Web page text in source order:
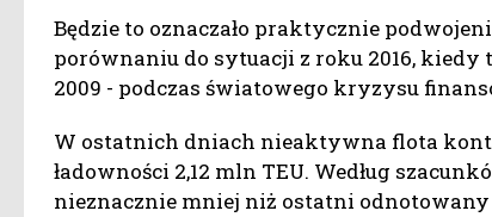
Będzie to oznaczało praktycznie
porównaniu do sytuacji z roku 2016,
2009 - podczas światowego kryzysu
W ostatnich dniach nieaktywna flota
ładowności 2,12 mln TEU. Według
nieznacznie mniej niż ostatni odnotowany